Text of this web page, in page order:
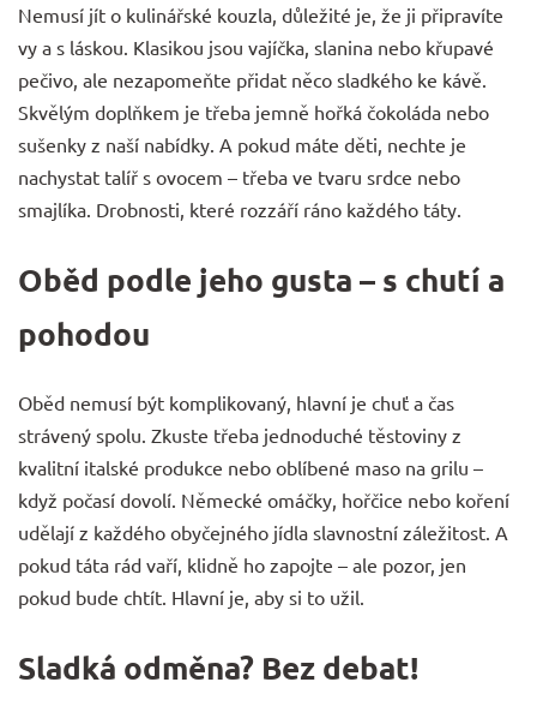
Nemusí jít o kulinářské kouzla, důležité je, že ji připravíte
vy a s láskou. Klasikou jsou vajíčka, slanina nebo křupavé
pečivo, ale nezapomeňte přidat něco sladkého ke kávě.
Skvělým doplňkem je třeba jemně hořká čokoláda nebo
sušenky z naší nabídky. A pokud máte děti, nechte je
nachystat talíř s ovocem – třeba ve tvaru srdce nebo
smajlíka. Drobnosti, které rozzáří ráno každého táty.
Oběd podle jeho gusta – s chutí a
pohodou
Oběd nemusí být komplikovaný, hlavní je chuť a čas
strávený spolu. Zkuste třeba jednoduché těstoviny z
kvalitní italské produkce nebo oblíbené maso na grilu –
když počasí dovolí. Německé omáčky, hořčice nebo koření
udělají z každého obyčejného jídla slavnostní záležitost. A
pokud táta rád vaří, klidně ho zapojte – ale pozor, jen
pokud bude chtít. Hlavní je, aby si to užil.
Sladká odměna? Bez debat!